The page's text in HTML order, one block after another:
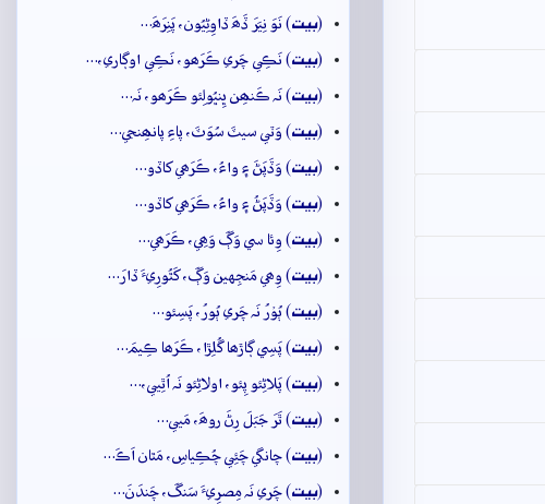
(بيت) نَوَ نِيَرَ ڏَھَ ڏاوِڻِيُون، پَنِرَھَ…
(بيت) نَڪِي چَري ڪَرَھو، نَڪِي اوڳاري،…
(بيت) نَہ ڪَنھِن ڀِنڀُولِئو ڪَرَھو، نَہ…
(بيت) وَٽي سيٽَ سُوَٽَ، پاءِ پانھِنجي…
(بيت) وَڏَپَڻَ ۽ واءُ، ڪَرَھي کاڏو…
(بيت) وَڏَپَڻُ ۽ واءُ، ڪَرَھي کاڏو…
(بيت) وِئا سي وَڳَ وَھِي، ڪَرَھي…
(بيت) وِھي مَنجِهين وَڳَ، کَٿُورِيءَ ڏارَ…
(بيت) ٻُوۡرُ نَہ چَري ٻُورُ، پَسِئو…
(بيت) پَسِي ڳاڙھا گُلِڙا، ڪَرَھا ڪِيمَ…
(بيت) پَلاڻِئو پِئو، اولاڻِئو نَہ اُٿِيي،…
(بيت) ٿَرَ جَبَلَ رِڻَ روھَ، مَيي…
(بيت) چانگي چَئِي چُڪِياسِ، مَٿان اَڪَ…
(بيت) چَري نَہ مِصرِيءَ سَنگَ، چَندَنَ…